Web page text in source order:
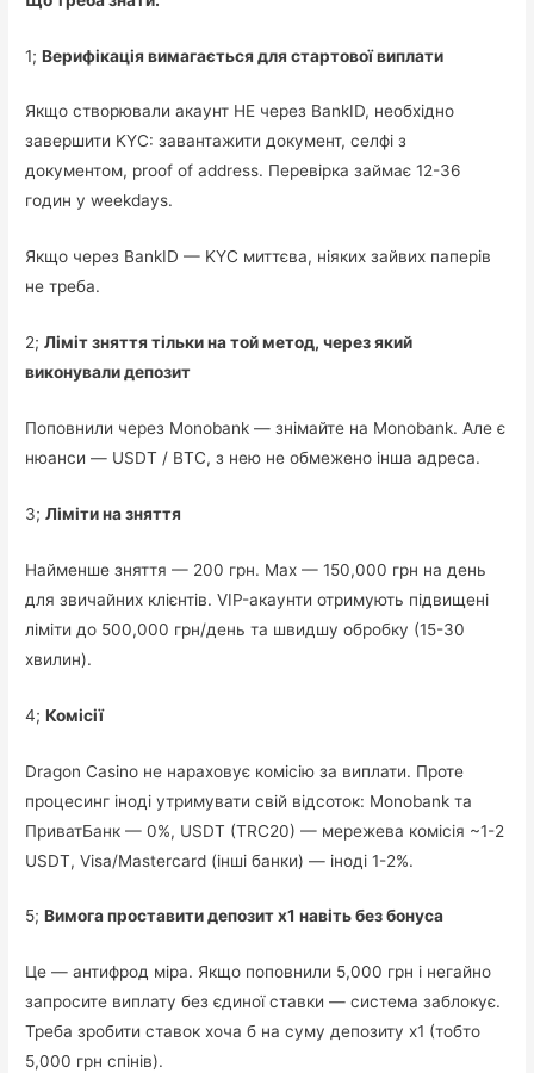
1;Верифікація вимагається для стартової виплати
Якщо створювали акаунт НЕ через BankID, необхідно
завершити KYC: завантажити документ, селфі з
документом, proof of address. Перевірка займає 12-36
годин у weekdays.
Якщо через BankID — KYC миттєва, ніяких зайвих паперів
не треба.
2;Ліміт зняття тільки на той метод, через який
виконували депозит
Поповнили через Monobank — знімайте на Monobank. Але є
нюанси — USDT / BTC, з нею не обмежено інша адреса.
3;Ліміти на зняття
Найменше зняття — 200 грн. Max — 150,000 грн на день
для звичайних клієнтів. VIP-акаунти отримують підвищені
ліміти до 500,000 грн/день та швидшу обробку (15-30
хвилин).
4;Комісії
Dragon Casino не нараховує комісію за виплати. Проте
процесинг іноді утримувати свій відсоток: Monobank та
ПриватБанк — 0%, USDT (TRC20) — мережева комісія ~1-2
USDT, Visa/Mastercard (інші банки) — іноді 1-2%.
5;Вимога проставити депозит x1 навіть без бонуса
Це — антифрод міра. Якщо поповнили 5,000 грн і негайно
запросите виплату без єдиної ставки — система заблокує.
Треба зробити ставок хоча б на суму депозиту x1 (тобто
5,000 грн спінів).